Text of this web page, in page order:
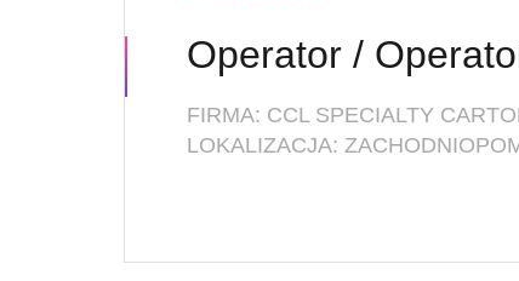
FIRMA: CCL SPECIALTY
LOKALIZACJA: